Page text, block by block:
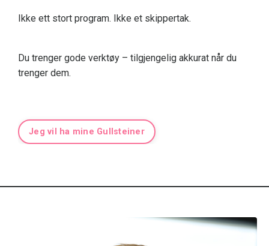
Ikke ett stort program. Ikke et skippertak.
Du trenger gode verktøy – tilgjengelig akkurat når du
trenger dem.
Jeg vil ha mine Gullsteiner